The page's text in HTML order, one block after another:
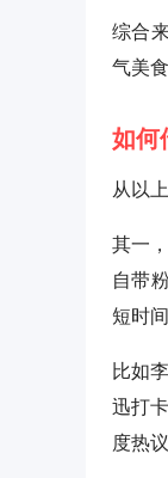
综合
气美
如何
从以
其一
自带
短时
比如
迅打
度热议